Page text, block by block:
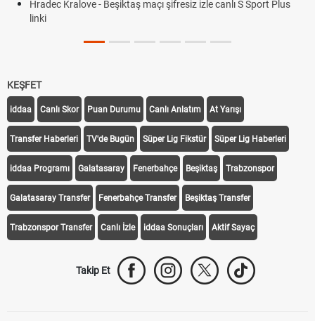
Hradec Kralove - Beşiktaş maçı şifresiz izle canlı S Sport Plus
linki
KEŞFET
iddaa Canlı Skor Puan Durumu Canlı Anlatım At Yarışı
Transfer Haberleri TV'de Bugün Süper Lig Fikstür Süper Lig Haberleri
iddaa Programı Galatasaray Fenerbahçe Beşiktaş Trabzonspor
Galatasaray Transfer Fenerbahçe Transfer Beşiktaş Transfer
Trabzonspor Transfer Canlı İzle iddaa Sonuçları Aktif Sayaç
Takip Et